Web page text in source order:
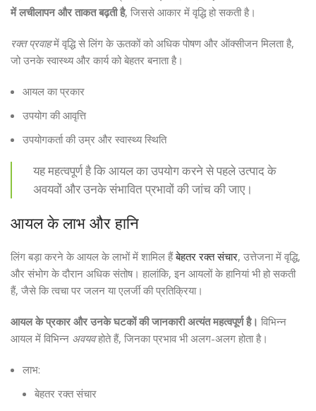
में लचीलापन और ताकत बढ़ती है, जिससे आकार में वृद्धि हो सकती है।
रक्त प्रवाहमें वृद्धि से लिंग के ऊतकों को अधिक पोषण और ऑक्सीजन मिलता है,
जो उनके स्वास्थ्य और कार्य को बेहतर बनाता है।
आयल का प्रकार
उपयोग की आवृत्ति
उपयोगकर्ता की उम्र और स्वास्थ्य स्थिति
यह महत्वपूर्ण है कि आयल का उपयोग करने से पहले उत्पाद के
अवयवों और उनके संभावित प्रभावों की जांच की जाए।
आयल के लाभ और हानि
लिंग बड़ा करने के आयल के लाभों में शामिल हैंबेहतर रक्त संचार, उत्तेजना में वृद्धि,
और संभोग के दौरान अधिक संतोष। हालांकि, इन आयलों के हानियां भी हो सकती
हैं, जैसे कि त्वचा पर जलन या एलर्जी की प्रतिक्रिया।
आयल के प्रकार और उनके घटकों की जानकारी अत्यंत महत्वपूर्ण है। विभिन्न
आयल में विभिन्न अवयवहोते हैं, जिनका प्रभाव भी अलग-अलग होता है।
लाभ:
बेहतर रक्त संचार